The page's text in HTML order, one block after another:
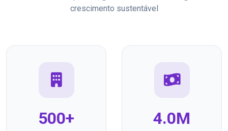
crescimento sustentável
500+ 4.0M